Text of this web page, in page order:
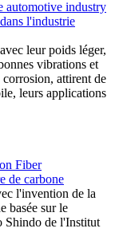
l'industrie
leur poids léger,
vibrations et
corrosion, attirent de
leurs applications
de carbone
l'invention de la
basée sur le
de l'Institut